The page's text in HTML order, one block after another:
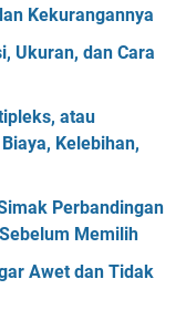
Kekurangannya
Ukuran, dan Cara
atau
Kelebihan,
Perbandingan
Memilih
Awet dan Tidak